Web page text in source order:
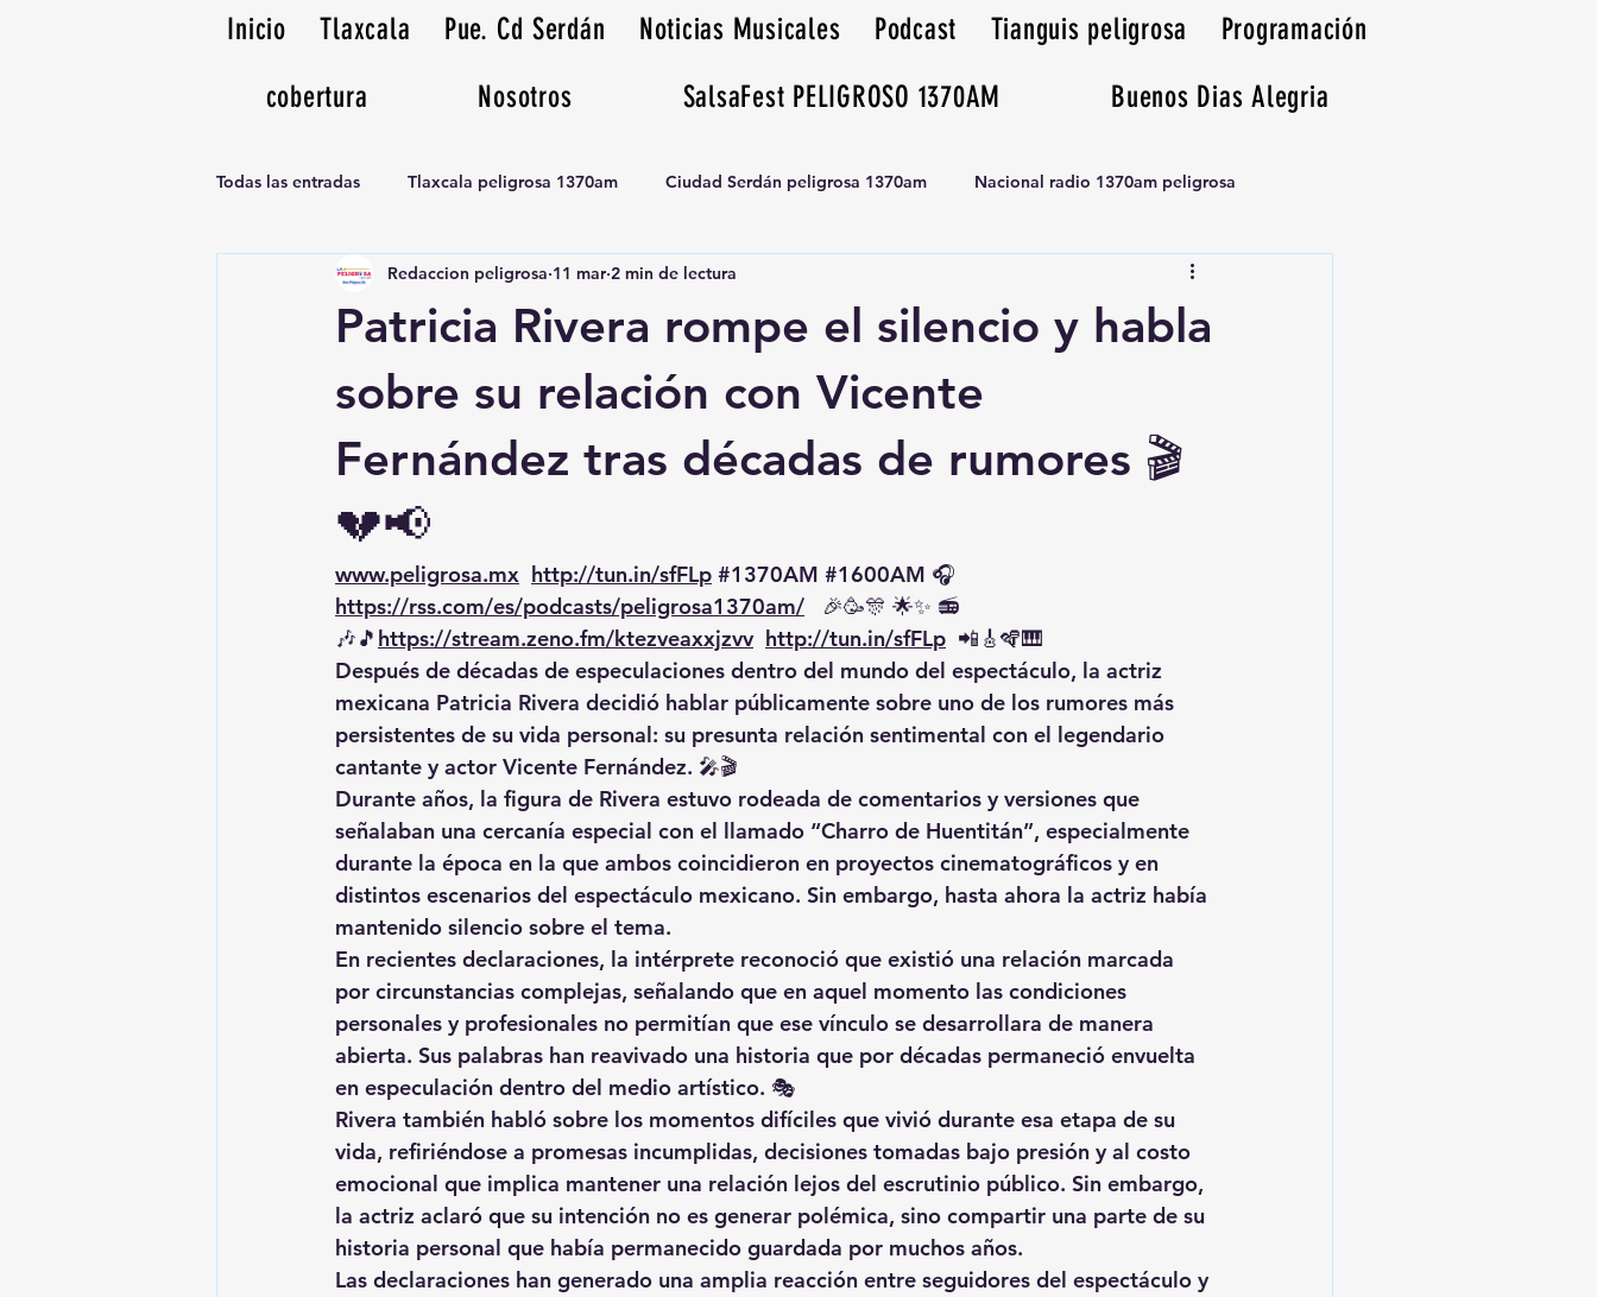
Inicio Tlaxcala Pue. Cd Serdán Noticias Musicales Podcast Tianguis peligrosa
Programación
cobertura
Nosotros SalsaFest PELIGROSO 1370AM Buenos Dias Alegria
Todas las entradas Tlaxcala peligrosa 1370am Ciudad Serdán peligrosa 1370am Nacional radio 1370am peligrosa
Noticias Musicales radio 1370am Tianguis peligrosa 1370am huamantla
Patricia Rivera rompe el silencio y habla
sobre su relación con Vicente
Fernández tras décadas de rumores 🎬
💔📢
Redaccion peligrosa 11 mar 2 min de lectura
www.peligrosa.mx http://tun.in/sfFLp #1370AM #1600AM 🎧
https://rss.com/es/podcasts/peligrosa1370am/ 🎉🥳🎊 🌟✨ 📻
🎶🎵 https://stream.zeno.fm/ktezveaxxjzvv http://tun.in/sfFLp 📲🎸🪇🎹
Después de décadas de especulaciones dentro del mundo del espectáculo, la actriz
mexicana Patricia Rivera decidió hablar públicamente sobre uno de los rumores más
persistentes de su vida personal: su presunta relación sentimental con el legendario
cantante y actor Vicente Fernández. 🎤🎬
Durante años, la figura de Rivera estuvo rodeada de comentarios y versiones que
señalaban una cercanía especial con el llamado “Charro de Huentitán”, especialmente
durante la época en la que ambos coincidieron en proyectos cinematográficos y en
distintos escenarios del espectáculo mexicano. Sin embargo, hasta ahora la actriz había
mantenido silencio sobre el tema.
En recientes declaraciones, la intérprete reconoció que existió una relación marcada
por circunstancias complejas, señalando que en aquel momento las condiciones
personales y profesionales no permitían que ese vínculo se desarrollara de manera
abierta. Sus palabras han reavivado una historia que por décadas permaneció envuelta
en especulación dentro del medio artístico. 🎭
Rivera también habló sobre los momentos difíciles que vivió durante esa etapa de su
vida, refiriéndose a promesas incumplidas, decisiones tomadas bajo presión y al costo
emocional que implica mantener una relación lejos del escrutinio público. Sin embargo,
la actriz aclaró que su intención no es generar polémica, sino compartir una parte de su
historia personal que había permanecido guardada por muchos años.
Las declaraciones han generado una amplia reacción entre seguidores del espectáculo y